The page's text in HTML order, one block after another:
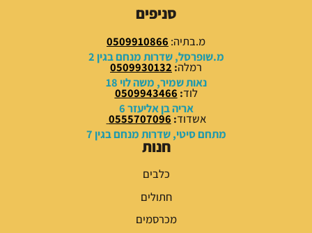
.
0
0
₪
.
0
0
₪
.
סניפים
מ.בתיה: 0509910866
מ.שופרסל, שדרות מנחם בגין 2
רמלה:
0509930132
נאות שמיר, משה לוי 18
לוד:
0509943466
אריה בן אליעזר 6
אשדוד:
0555707096
מתחם סיטי, שדרות מנחם בגין 7
חנות
כלבים
חתולים
מכרסמים